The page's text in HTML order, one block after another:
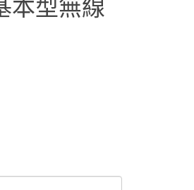
本型無線